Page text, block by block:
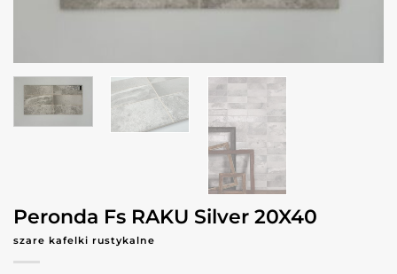
Peronda Fs RAKU Silver 20X40
szare kafelki rustykalne